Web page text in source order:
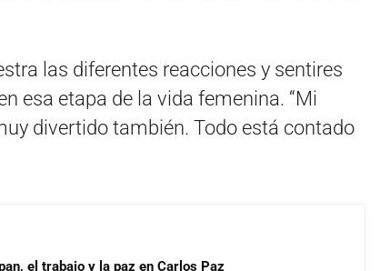
las diferentes reacciones y sentires
esa etapa de la vida femenina. “Mi
divertido también. Todo está contado
el trabajo y la paz en Carlos Paz